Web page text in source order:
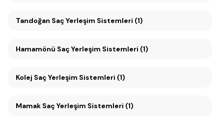
Tandoğan Saç Yerleşim Sistemleri (1)
Hamamönü Saç Yerleşim Sistemleri (1)
Kolej Saç Yerleşim Sistemleri (1)
Mamak Saç Yerleşim Sistemleri (1)